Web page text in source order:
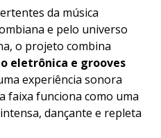
da música
e pelo universo
o projeto combina
eletrônica e grooves
experiência sonora
faixa funciona como uma
dançante e repleta